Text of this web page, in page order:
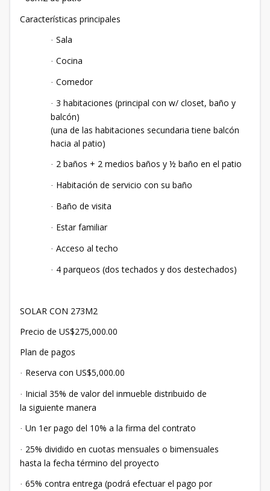
Características principales
· Sala
· Cocina
· Comedor
· 3 habitaciones (principal con w/ closet, baño y
balcón)
(una de las habitaciones secundaria tiene balcón
hacia al patio)
· 2 baños + 2 medios baños y ½ baño en el patio
· Habitación de servicio con su baño
· Baño de visita
· Estar familiar
· Acceso al techo
· 4 parqueos (dos techados y dos destechados)
SOLAR CON 273M2
Precio de US$275,000.00
Plan de pagos
· Reserva con US$5,000.00
· Inicial 35% de valor del inmueble distribuido de
la siguiente manera
· Un 1er pago del 10% a la firma del contrato
· 25% dividido en cuotas mensuales o bimensuales
hasta la fecha término del proyecto
· 65% contra entrega (podrá efectuar el pago por